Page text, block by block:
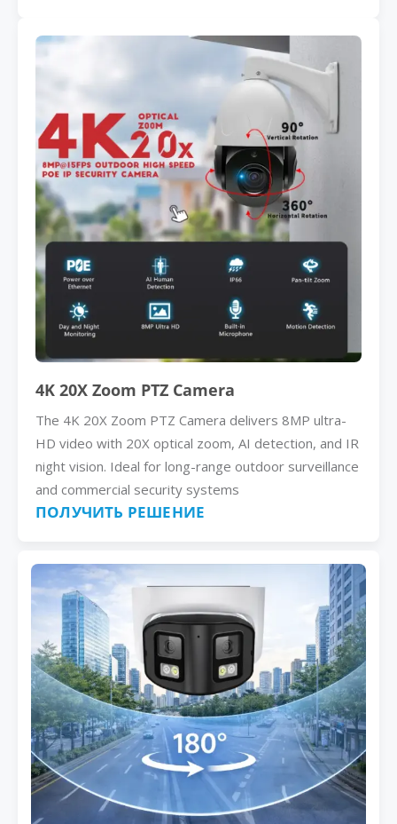
4K 20X Zoom PTZ Camera
The 4K 20X Zoom PTZ Camera delivers 8MP ultra-
HD video with 20X optical zoom, AI detection, and IR
night vision. Ideal for long-range outdoor surveillance
and commercial security systems
ПОЛУЧИТЬ РЕШЕНИЕ